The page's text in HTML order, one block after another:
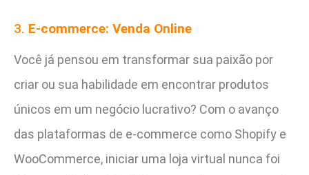
3. E-commerce: Venda Online
Você já pensou em transformar sua paixão por
criar ou sua habilidade em encontrar produtos
únicos em um negócio lucrativo? Com o avanço
das plataformas de e-commerce como Shopify e
WooCommerce, iniciar uma loja virtual nunca foi